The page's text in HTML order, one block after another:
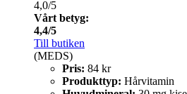
4,0/5
Vårt betyg:
4,4/5
Till butiken
(MEDS)
Pris: 84 kr
Produkttyp: Hårvitamin